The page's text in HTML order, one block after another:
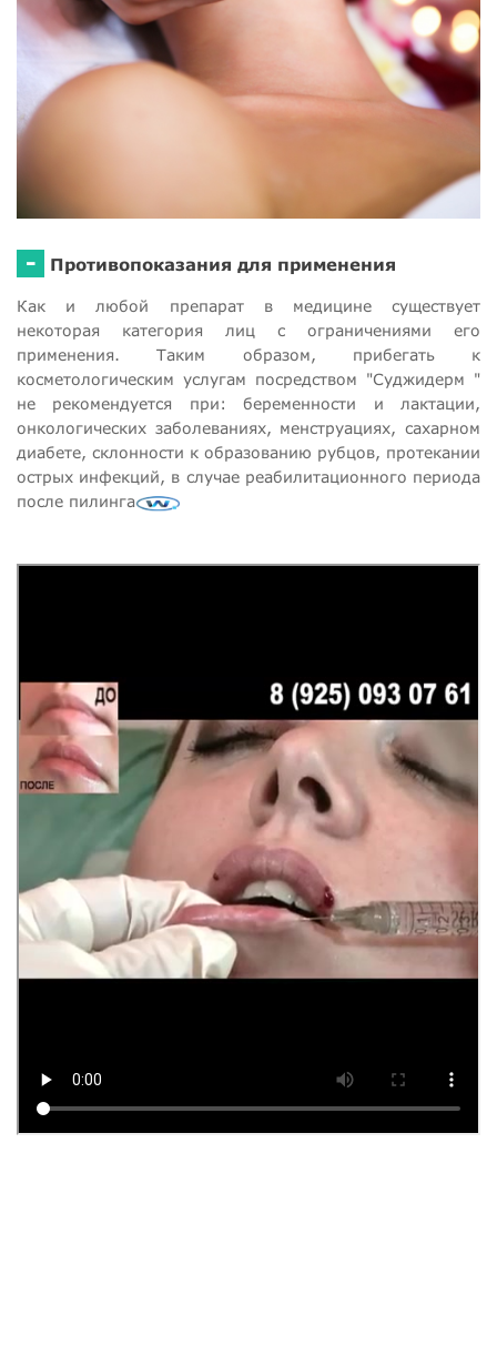
- Противопоказания для применения
Как и любой препарат в медицине существует
некоторая категория лиц с ограничениями его
применения. Таким образом, прибегать к
косметологическим услугам посредством "Суджидерм "
не рекомендуется при: беременности и лактации,
онкологических заболеваниях, менструациях, сахарном
диабете, склонности к образованию рубцов, протекании
острых инфекций, в случае реабилитационного периода
после пилинга